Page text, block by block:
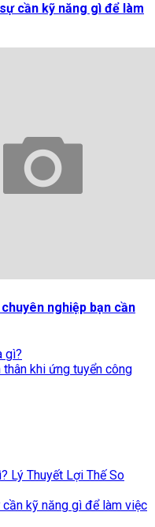
cần kỹ năng gì để làm
nghiệp bạn cần
gì?
khi ứng tuyển công
Lý Thuyết Lợi Thế So
cần kỹ năng gì để làm việc